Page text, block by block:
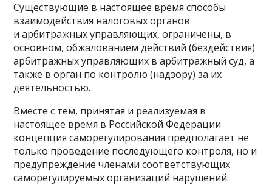
Существующие в настоящее время способы
взаимодействия налоговых органов
и арбитражных управляющих, ограничены, в
основном, обжалованием действий (бездействия)
арбитражных управляющих в арбитражный суд, а
также в орган по контролю (надзору) за их
деятельностью.
Вместе с тем, принятая и реализуемая в
настоящее время в Российской Федерации
концепция саморегулирования предполагает не
только проведение последующего контроля, но и
предупреждение членами соответствующих
саморегулируемых организаций нарушений.